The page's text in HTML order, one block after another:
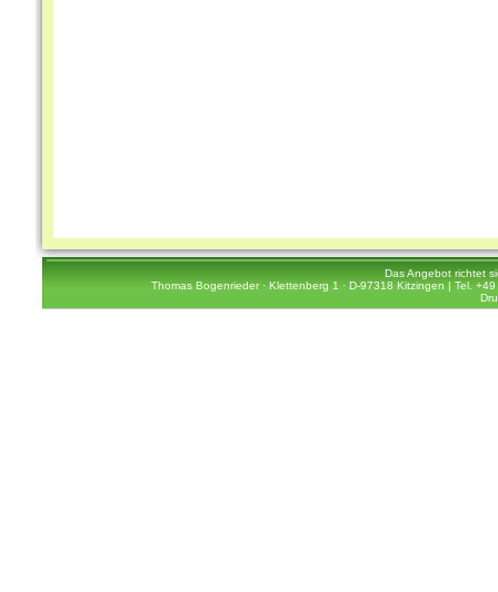
Das Angebot richtet
Thomas Bogenrieder · Klettenberg 1 · D-97318 Kitzingen | Tel.